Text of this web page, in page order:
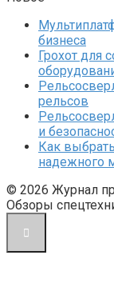
бизнеса
Грохот для
рельсов
и
Как
надежного
© 2026 Журнал
Обзоры